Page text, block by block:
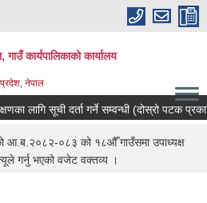
गाउँ कार्यपालिकाको कार्यालय
प्रदेश, नेपाल
लागि सूची दर्ता गर्ने सम्वन्धी (दोस्रो पटक
आ.ब.२०८२-०८३ को १८औँ गाउँसमा उपाध्यक्ष
गर्नु भएको वजेट वक्तव्य ।